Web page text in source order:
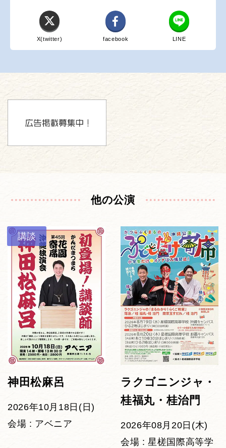
X(twitter) facebook LINE
他の公演
講談
神田松麻呂
2026年10月18日(日)
会場 : アベニア
ラクゴニンジャ・
桂福丸・桂治門
2026年08月20日(木)
会場 : 星槎国際高等学